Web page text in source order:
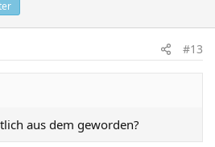
#13
aus dem geworden?